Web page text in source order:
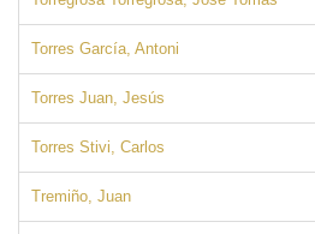
Torres García, Antoni
Torres Juan, Jesús
Torres Stivi, Carlos
Tremiño, Juan